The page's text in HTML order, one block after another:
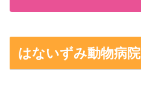
はないずみ動物病院